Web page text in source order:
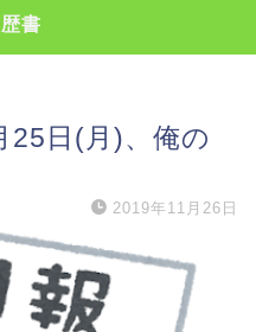
書
25日(月)、俺の
2019年11月26日